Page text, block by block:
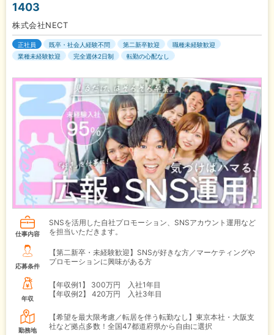
1403
株式会社NECT
正社員 既卒・社会人経験不問 第二新卒歓迎
職種未経験歓迎
業種未経験歓迎
完全週休2日制 転勤の心配なし
仕事内容
SNSを活用した自社プロモーション、SNSアカウント運用など
を担当いただきます。
応募条件
【第二新卒・未経験歓迎】SNSが好きな方／マーケティングや
プロモーションに興味がある方
年収
【年収例1】
300万円 入社1年目
【年収例2】
420万円 入社3年目
勤務地
【希望を最大限考慮／転居を伴う転勤なし】東京本社・大阪支
社など拠点多数！全国47都道府県から自由に選択